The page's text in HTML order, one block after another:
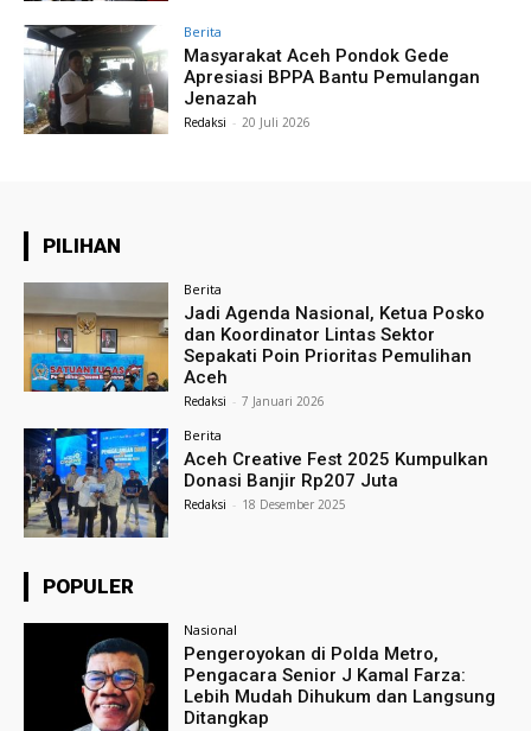
Berita
Masyarakat Aceh Pondok Gede
Apresiasi BPPA Bantu Pemulangan
Jenazah
Redaksi - 20 Juli 2026
PILIHAN
Berita
Jadi Agenda Nasional, Ketua Posko
dan Koordinator Lintas Sektor
Sepakati Poin Prioritas Pemulihan
Aceh
Redaksi - 7 Januari 2026
Berita
Aceh Creative Fest 2025 Kumpulkan
Donasi Banjir Rp207 Juta
Redaksi - 18 Desember 2025
POPULER
Nasional
Pengeroyokan di Polda Metro,
Pengacara Senior J Kamal Farza:
Lebih Mudah Dihukum dan Langsung
Ditangkap